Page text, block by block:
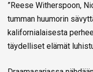
”Reese Witherspoon,
tumman huumorin
kalifornialaisesta
täydelliset elämät